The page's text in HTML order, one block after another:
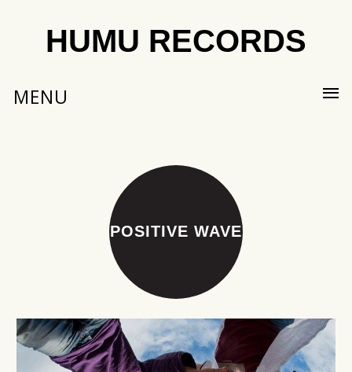
HUMU RECORDS
MENU
POSITIVE WAVE